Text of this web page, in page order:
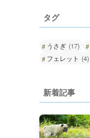
タグ
うさぎ (17)
フェレット (4)
新着記事